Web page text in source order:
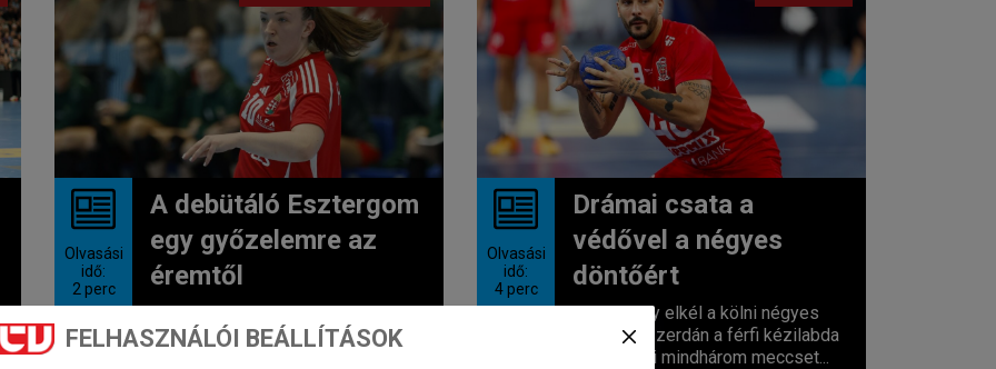
Olvasási
idő:
2 perc
A debütáló Esztergom
egy győzelemre az
éremtől
A címvédő Thüringer HC az első
elődöntőben a három szezonos
Olvasási
idő:
4 perc
Drámai csata a
védővel a négyes
döntőért
Három hely elkél a kölni négyes
döntőből szerdán a férfi kézilabda
BL-ben. Mi mindhárom meccset...
FELHASZNÁLÓI BEÁLLÍTÁSOK